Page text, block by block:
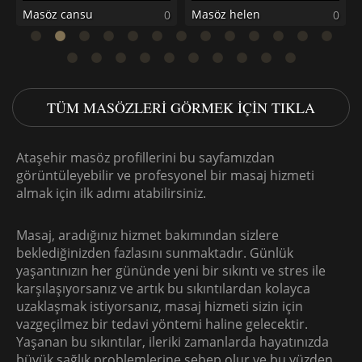
Masöz cansu 0 Masöz helen 0
TÜM MASÖZLERI GÖRMEK IÇIN TIKLA
Ataşehir masöz profillerini bu sayfamızdan
görüntüleyebilir ve profesyonel bir masaj hizmeti
almak için ilk adımı atabilirsiniz.
Masaj, aradığınız hizmet bakımından sizlere
beklediğinizden fazlasını sunmaktadır. Günlük
yaşantınızın her gününde yeni bir sıkıntı ve stres ile
karşılaşıyorsanız ve artık bu sıkıntılardan kolayca
uzaklaşmak istiyorsanız, masaj hizmeti sizin için
vazgeçilmez bir tedavi yöntemi haline gelecektir.
Yaşanan bu sıkıntılar, ileriki zamanlarda hayatınızda